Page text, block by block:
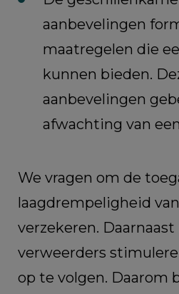
aanbevelingen
maatregelen die
kunnen bieden.
aanbevelingen
afwachting van
We vragen om de
laagdrempeligheid
verzekeren.
verweerders
op te volgen. Daarom